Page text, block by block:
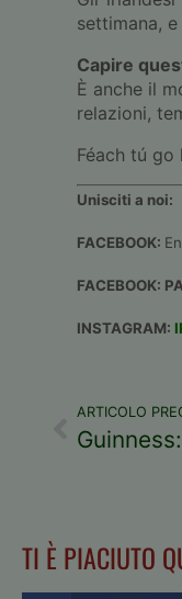
settimana,
Capire
È anche il
relazioni,
Féach tú go
Unisciti a noi:
FACEBOOK:
FACEBOOK:
INSTAGRAM:
ARTICOLO
TI È PIACIUTO